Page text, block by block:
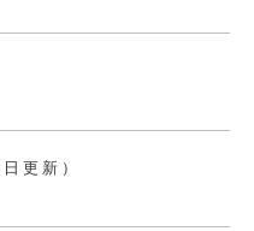
更新）